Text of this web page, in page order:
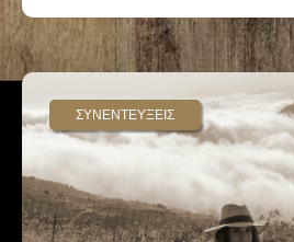
ΣΥΝΕΝΤΕΥΞΕΙΣ